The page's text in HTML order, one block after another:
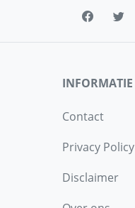
INFORMATIE
Contact
Privacy Policy
Disclaimer